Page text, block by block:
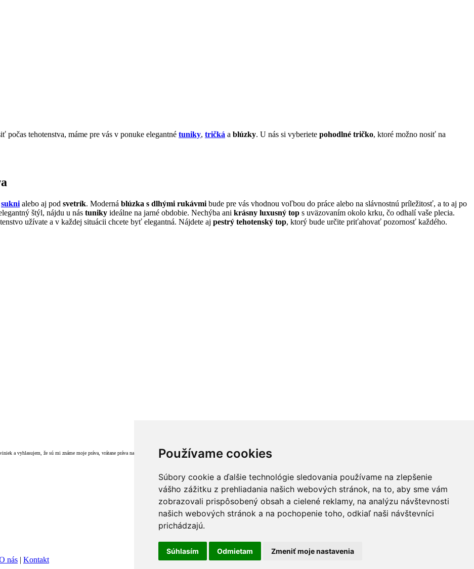
Používame cookies
Súbory cookie a ďalšie technológie sledovania používame na zlepšenie
vášho zážitku z prehliadania našich webových stránok, na to, aby sme vám
zobrazovali prispôsobený obsah a cielené reklamy, na analýzu návštevnosti
našich webových stránok a na pochopenie toho, odkiaľ naši návštevníci
prichádzajú.
Súhlasím Odmietam Zmeniť moje nastavenia
počas tehotenstva, máme pre vás v ponuke elegantné tuniky, tričká a blúzky. U nás si vyberiete pohodlné tričko, ktoré možno nosiť na
sukni alebo aj pod svetrík. Moderná blúzka s dlhými rukávmi bude pre vás vhodnou voľbou do práce alebo na slávnostnú príležitosť, a to aj po
štýl, nájdu u nás tuniky ideálne na jarné obdobie. Nechýba ani krásny luxusný top s uväzovaním okolo krku, čo odhalí vaše plecia.
užívate a v každej situácii chcete byť elegantná. Nájdete aj pestrý tehotenský top, ktorý bude určite priťahovať pozornosť každého.
a vyhlasujem, že sú mi známe moje práva, vrátane práva na odvolanie súhlasu (info@babybelly.sk).
nás | Kontakt